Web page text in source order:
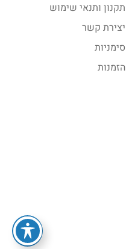
תקנון ותנאי שימוש
יצירת קשר
סימניות
הזמנות